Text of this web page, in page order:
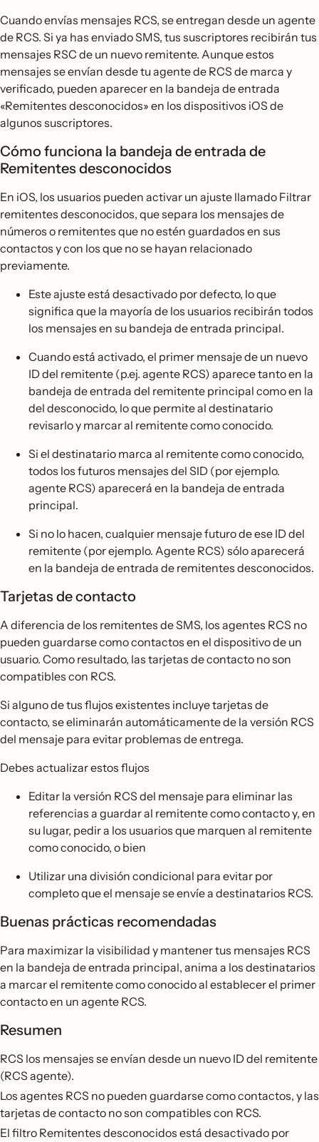
Cuando envías mensajes RCS, se entregan desde un agente
de RCS. Si ya has enviado SMS, tus suscriptores recibirán tus
mensajes RSC de un nuevo remitente. Aunque estos
mensajes se envían desde tu agente de RCS de marca y
verificado, pueden aparecer en la bandeja de entrada
«Remitentes desconocidos» en los dispositivos iOS de
algunos suscriptores.
Cómo funciona la bandeja de entrada de
Remitentes desconocidos
En iOS, los usuarios pueden activar un ajuste llamado Filtrar
remitentes desconocidos, que separa los mensajes de
números o remitentes que no estén guardados en sus
contactos y con los que no se hayan relacionado
previamente.
Este ajuste está desactivado por defecto, lo que
significa que la mayoría de los usuarios recibirán todos
los mensajes en su bandeja de entrada principal.
Cuando está activado, el primer mensaje de un nuevo
ID del remitente (p.ej. agente RCS) aparece tanto en la
bandeja de entrada del remitente principal como en la
del desconocido, lo que permite al destinatario
revisarlo y marcar al remitente como conocido.
Si el destinatario marca al remitente como conocido,
todos los futuros mensajes del SID (por ejemplo.
agente RCS) aparecerá en la bandeja de entrada
principal.
Si no lo hacen, cualquier mensaje futuro de ese ID del
remitente (por ejemplo. Agente RCS) sólo aparecerá
en la bandeja de entrada de remitentes desconocidos.
Tarjetas de contacto
A diferencia de los remitentes de SMS, los agentes RCS no
pueden guardarse como contactos en el dispositivo de un
usuario. Como resultado, las tarjetas de contacto no son
compatibles con RCS.
Si alguno de tus flujos existentes incluye tarjetas de
contacto, se eliminarán automáticamente de la versión RCS
del mensaje para evitar problemas de entrega.
Debes actualizar estos flujos
Editar la versión RCS del mensaje para eliminar las
referencias a guardar al remitente como contacto y, en
su lugar, pedir a los usuarios que marquen al remitente
como conocido, o bien
Utilizar una división condicional para evitar por
completo que el mensaje se envíe a destinatarios RCS.
Buenas prácticas recomendadas
Para maximizar la visibilidad y mantener tus mensajes RCS
en la bandeja de entrada principal, anima a los destinatarios
a marcar el remitente como conocido al establecer el primer
contacto en un agente RCS.
Resumen
RCS los mensajes se envían desde un nuevo ID del remitente
(RCS agente).
Los agentes RCS no pueden guardarse como contactos, y las
tarjetas de contacto no son compatibles con RCS.
El filtro Remitentes desconocidos está desactivado por